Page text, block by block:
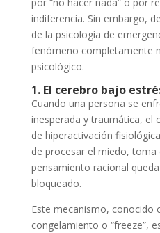
indiferencia. Sin embargo,
de la psicología de
fenómeno completamente
psicológico.
1. El cerebro bajo
Cuando una persona se
inesperada y traumática, el
de hiperactivación
de procesar el miedo, toma
pensamiento racional
bloqueado.
Este mecanismo, conocido
congelamiento o “freeze”,